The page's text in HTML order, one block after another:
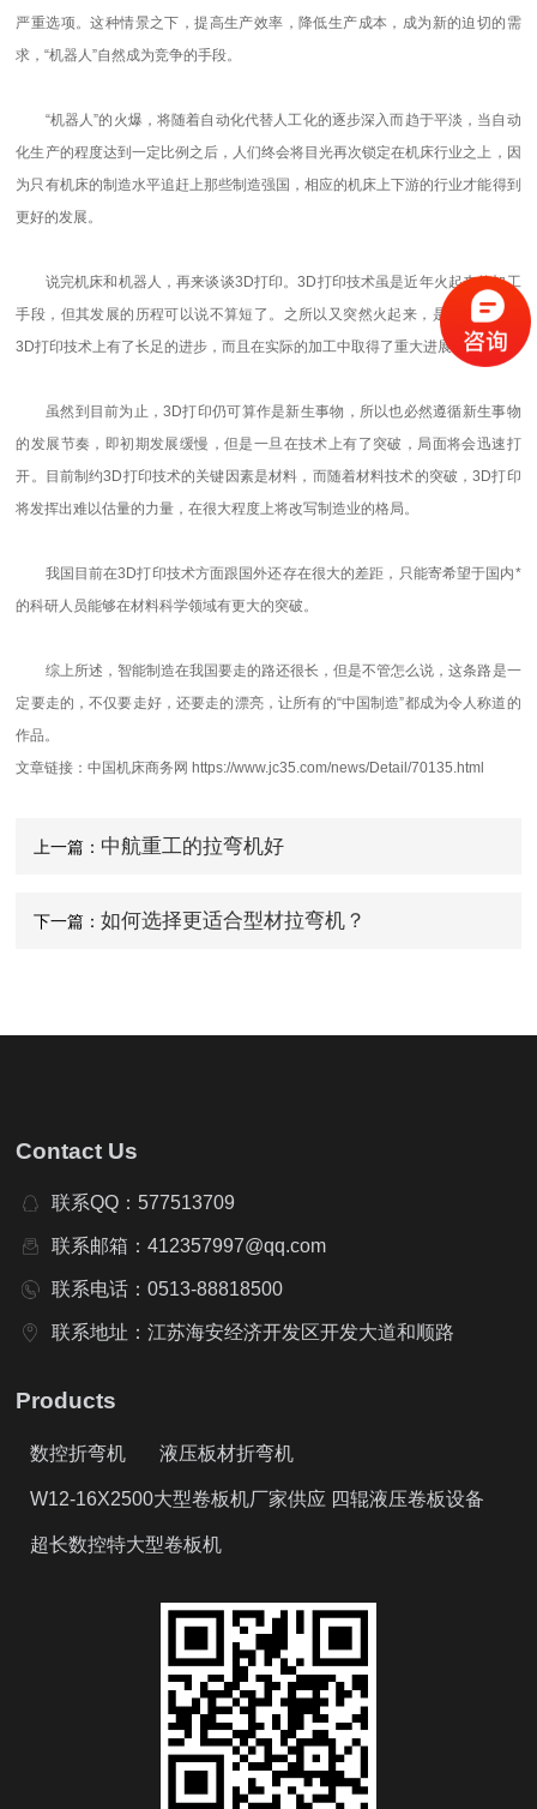
严重选项。这种情景之下，提高生产效率，降低生产成本，成为新的迫切的需
求，“机器人”自然成为竞争的手段。
“机器人”的火爆，将随着自动化代替人工化的逐步深入而趋于平淡，当自动
化生产的程度达到一定比例之后，人们终会将目光再次锁定在机床行业之上，因
为只有机床的制造水平追赶上那些制造强国，相应的机床上下游的行业才能得到
更好的发展。
说完机床和机器人，再来谈谈3D打印。3D打印技术虽是近年火起来的加工
手段，但其发展的历程可以说不算短了。之所以又突然火起来，是因为欧美在
3D打印技术上有了长足的进步，而且在实际的加工中取得了重大进展。
虽然到目前为止，3D打印仍可算作是新生事物，所以也必然遵循新生事物
的发展节奏，即初期发展缓慢，但是一旦在技术上有了突破，局面将会迅速打
开。目前制约3D打印技术的关键因素是材料，而随着材料技术的突破，3D打印
将发挥出难以估量的力量，在很大程度上将改写制造业的格局。
我国目前在3D打印技术方面跟国外还存在很大的差距，只能寄希望于国内*
的科研人员能够在材料科学领域有更大的突破。
综上所述，智能制造在我国要走的路还很长，但是不管怎么说，这条路是一
定要走的，不仅要走好，还要走的漂亮，让所有的“中国制造”都成为令人称道的
作品。
文章链接：中国机床商务网 https://www.jc35.com/news/Detail/70135.html
上一篇： 中航重工的拉弯机好
下一篇： 如何选择更适合型材拉弯机？
Contact Us
联系QQ：577513709
联系邮箱：412357997@qq.com
联系电话：0513-88818500
联系地址：江苏海安经济开发区开发大道和顺路
Products
数控折弯机 液压板材折弯机
W12-16X2500大型卷板机厂家供应 四辊液压卷板设备
超长数控特大型卷板机